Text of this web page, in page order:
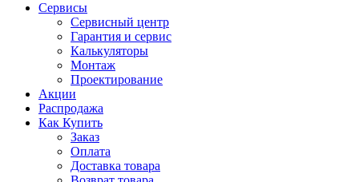
Сервисы
Сервисный центр
Гарантия и сервис
Калькуляторы
Монтаж
Проектирование
Акции
Распродажа
Как Купить
Заказ
Оплата
Доставка товара